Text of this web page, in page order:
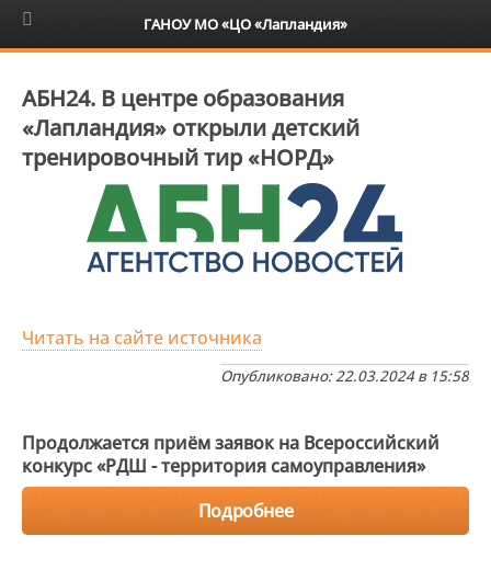
6+
АБН24. В центре образования
«Лапландия» открыли детский
тренировочный тир «НОРД»
Читать на сайте источника
Опубликовано: 22.03.2024 в 15:58
Продолжается приём заявок на Всероссийский
конкурс «РДШ - территория самоуправления»
Подробнее
ГАНОУ МО «ЦО «Лапландия»